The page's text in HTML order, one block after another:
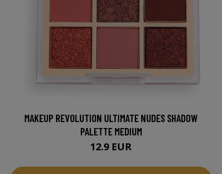
MAKEUP REVOLUTION ULTIMATE NUDES SHADOW
PALETTE MEDIUM
12.9 EUR